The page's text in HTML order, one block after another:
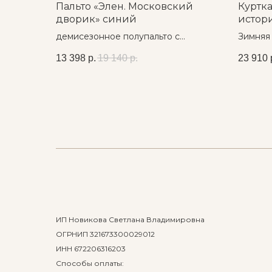
Пальто «Элен. Московский
дворик» синий
демисезонное полупальто с
13 398 р. 19 140 р.
Зимняя
23 910
ИП Новикова Светлана Владимировна
ОГРНИП 321673300029012
ИНН 672206316203
Способы оплаты: